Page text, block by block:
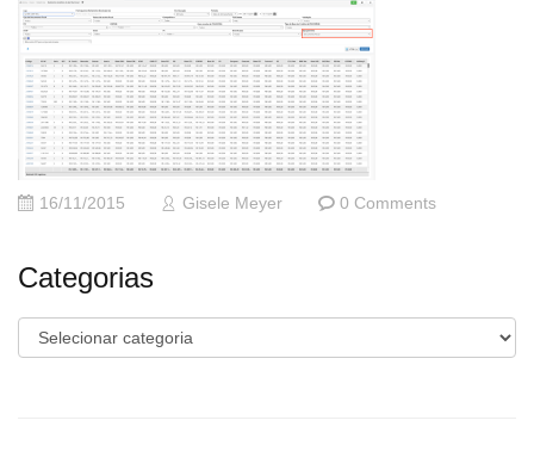
16/11/2015 Gisele Meyer 0 Comments
Categorias
Categorias